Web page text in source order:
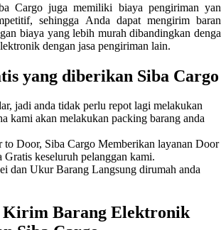
Cargo juga memiliki biaya pengiriman
sehingga Anda dapat mengirim
biaya yang lebih murah dibandingkan
dengan jasa pengiriman lain.
yang diberikan Siba Cargo
jadi anda tidak perlu repot lagi melakukan
kami akan melakukan packing barang anda
to Door, Siba Cargo Memberikan layanan Door
Gratis keseluruh pelanggan kami.
dan Ukur Barang Langsung dirumah anda
Kirim Barang Elektronik